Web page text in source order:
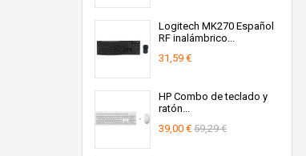
Logitech MK270 Español
RF inalámbrico...
31,59 €
HP Combo de teclado y
ratón...
39,00 € 59,29 €